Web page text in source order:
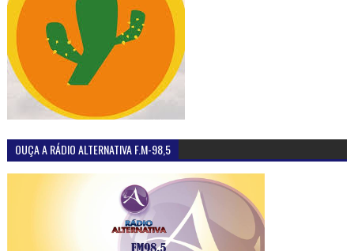
OUÇA A RÁDIO ALTERNATIVA F.M-98,5